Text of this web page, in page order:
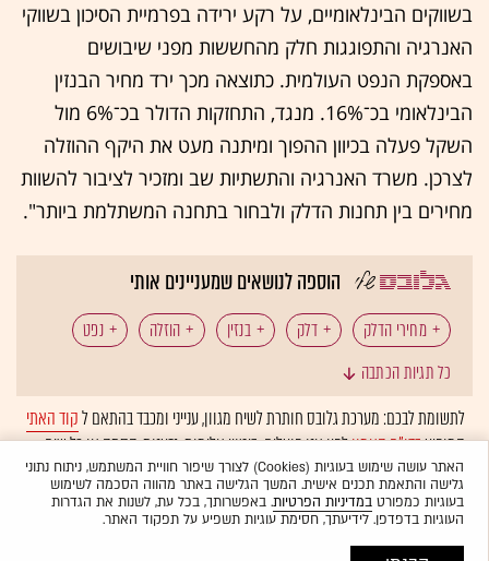
בשווקים הבינלאומיים, על רקע ירידה בפרמיית הסיכון בשווקי
האנרגיה והתפוגגות חלק מהחששות מפני שיבושים
באספקת הנפט העולמית. כתוצאה מכך ירד מחיר הבנזין
הבינלאומי בכ־16%. מנגד, התחזקות הדולר בכ־6% מול
השקל פעלה בכיוון ההפוך ומיתנה מעט את היקף ההוזלה
לצרכן. משרד האנרגיה והתשתיות שב ומזכיר לציבור להשוות
מחירים בין תחנות הדלק ולבחור בתחנה המשתלמת ביותר".
הוספה לנושאים שמעניינים אותי
מחירי הדלק דלק בנזין הוזלה נפט
כל תגיות הכתבה
לתשומת לבכם: מערכת גלובס חותרת לשיח מגוון, ענייני ומכבד בהתאם לקוד האתי
המופיעבדו"ח האמוןלפיו אנו פועלים. ביטויי אלימות, גזענות, הסתה או כל שיח
בלתי הולם אחר מסוננים בצורהאוטומטיתולא יפורסמו באתר.
האתר עושה שימוש בעוגיות (Cookies) לצורך שיפור חוויית המשתמש, ניתוח נתוני
גלישה והתאמת תכנים אישית. המשך הגלישה באתר מהווה הסכמה לשימוש
בעוגיות כמפורטבמדיניות הפרטיות. באפשרותך, בכל עת, לשנות את הגדרות
העוגיות בדפדפן. לידיעתך, חסימת עוגיות תשפיע על תפקוד האתר.